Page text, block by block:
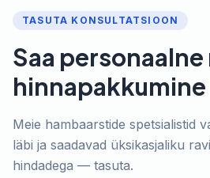
TASUTA KONSULTATSIOON
Saa
hinnapakkumine
Meie hambaarstide spetsialistid
läbi ja saadavad üksikasjaliku
hindadega — tasuta.